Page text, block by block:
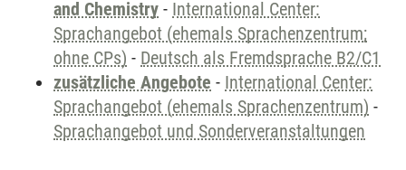
and Chemistry - International Center:
Sprachangebot (ehemals Sprachenzentrum;
ohne CPs) - Deutsch als Fremdsprache B2/C1
zusätzliche Angebote - International Center:
Sprachangebot (ehemals Sprachenzentrum) -
Sprachangebot und Sonderveranstaltungen